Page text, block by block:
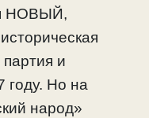
НОВЫЙ,
и
году. Но на
народ»